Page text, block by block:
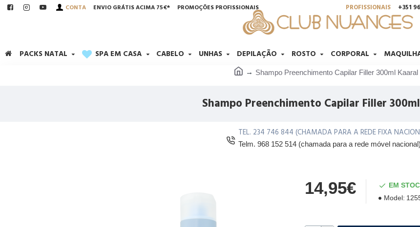
CONTA ENVIO GRÁTIS ACIMA 75€* PROMOÇÕES PROFISSIONAIS PROFISSIONAIS +351
PACKS NATAL SPA EM CASA CABELO UNHAS DEPILAÇÃO ROSTO CORPORAL
Shampo Preenchimento Capilar Filler 300ml Kaaral
Shampo Preenchimento Capilar Filler
TEL. 234 746 844 (CHAMADA PARA A REDE FIXA
Telm. 968 152 514 (chamada para a rede móvel nacional)
14,95€
EM
Model: